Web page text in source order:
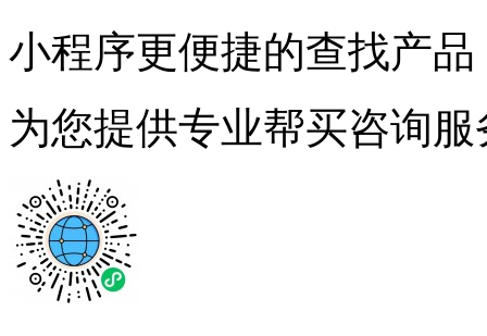
小程序更便捷的查找产品
为您提供专业帮买咨询服